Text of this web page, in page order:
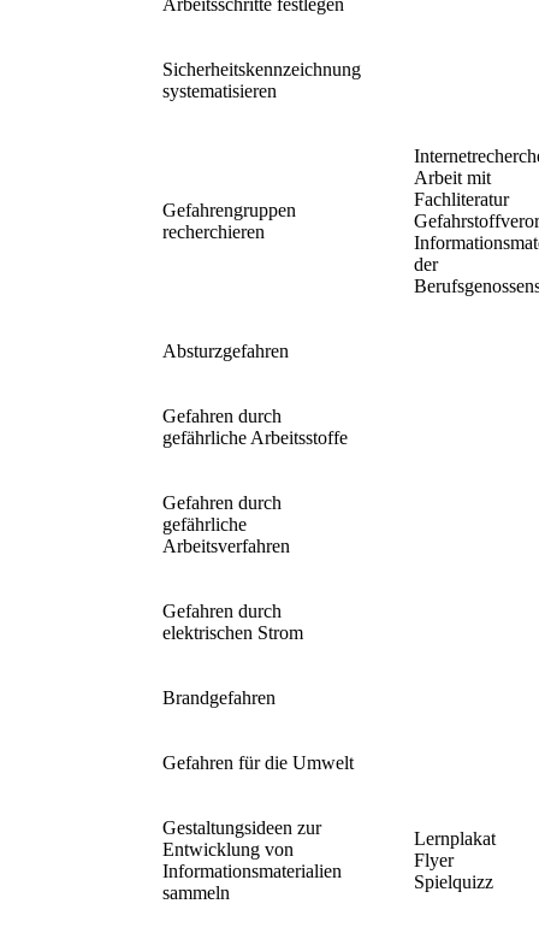
Sicherheitskennzeichnung
systematisieren
Gefahrengruppen
recherchieren
Arbeit mit
Fachliteratur
der
Absturzgefahren
Gefahren durch
gefährliche Arbeitsstoffe
Gefahren durch
gefährliche
Arbeitsverfahren
Gefahren durch
elektrischen Strom
Brandgefahren
Gefahren für die Umwelt
Gestaltungsideen zur
Entwicklung von
Informationsmaterialien
sammeln
Lernplakat
Flyer
Spielquizz